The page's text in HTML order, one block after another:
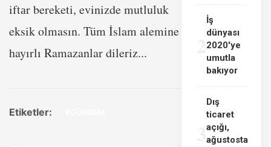
iftаr bereketi, evinizde mutluluk
eksik olmasın. Tüm İslam alemine
hayırlı Ramazanlar dileriz...
Etiketler:
İş
dünyası
2020'ye
umutla
bakıyor
3
Dış
ticaret
açığı,
ağustosta